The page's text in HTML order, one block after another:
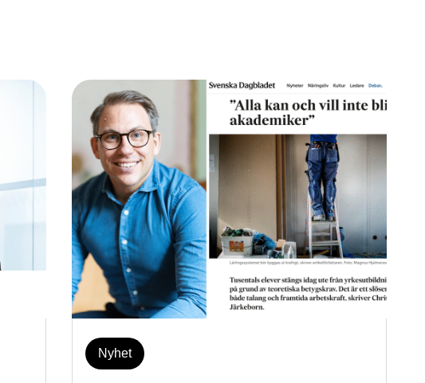
Nyhet